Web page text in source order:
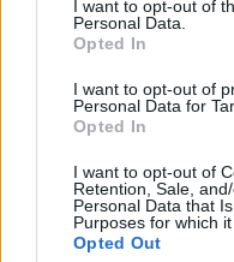
I want to opt-out of
Personal Data.
Opted In
I want to opt-out of
Personal Data for
Opted In
I want to opt-out of
Retention, Sale,
Personal Data that
Purposes for which it
Opted Out